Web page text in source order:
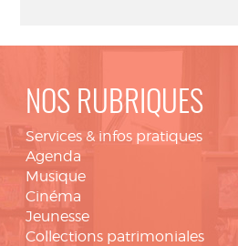
NOS RUBRIQUES
Services & infos pratiques
Agenda
Musique
Cinéma
Jeunesse
Collections patrimoniales